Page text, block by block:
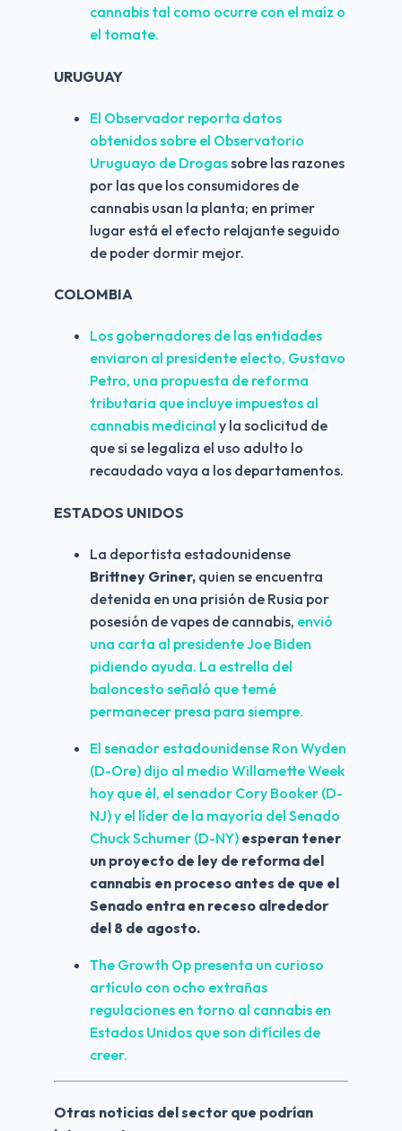
cannabis tal como ocurre con el maíz o
el tomate.
URUGUAY
El Observador reporta datos
obtenidos sobre el Observatorio
Uruguayo de Drogas sobre las razones
por las que los consumidores de
cannabis usan la planta; en primer
lugar está el efecto relajante seguido
de poder dormir mejor.
COLOMBIA
Los gobernadores de las entidades
enviaron al presidente electo, Gustavo
Petro, una propuesta de reforma
tributaria que incluye impuestos al
cannabis medicinal y la soclicitud de
que si se legaliza el uso adulto lo
recaudado vaya a los departamentos.
ESTADOS UNIDOS
Brittney Griner, quien se encuentra
detenida en una prisión de Rusia por
posesión de vapes de cannabis, envió
una carta al presidente Joe Biden
pidiendo ayuda. La estrella del
baloncesto señaló que temé
permanecer presa para siempre.
El senador estadounidense Ron Wyden
(D-Ore) dijo al medio Willamette Week
hoy que él, el senador Cory Booker (D-
NJ) y el líder de la mayoría del Senado
Chuck Schumer (D-NY) esperan tener
un proyecto de ley de reforma del
cannabis en proceso antes de que el
Senado entra en receso alrededor
del 8 de agosto.
The Growth Op presenta un curioso
artículo con ocho extrañas
regulaciones en torno al cannabis en
Estados Unidos que son difíciles de
creer.
Otras noticias del sector que podrían